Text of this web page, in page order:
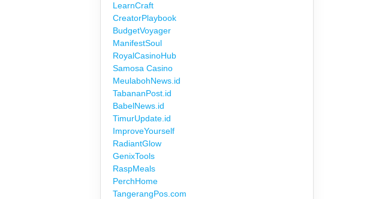
LearnCraft
CreatorPlaybook
BudgetVoyager
ManifestSoul
RoyalCasinoHub
Samosa Casino
MeulabohNews.id
TabananPost.id
BabelNews.id
TimurUpdate.id
ImproveYourself
RadiantGlow
GenixTools
RaspMeals
PerchHome
TangerangPos.com